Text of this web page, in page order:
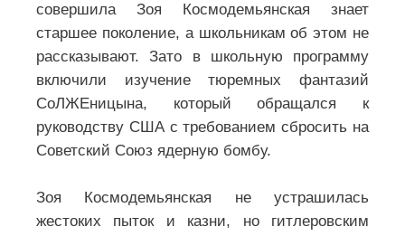
совершила Зоя Космодемьянская знает
старшее поколение, а школьникам об этом не
рассказывают. Зато в школьную программу
включили изучение тюремных фантазий
СоЛЖЕницына, который обращался к
руководству США с требованием сбросить на
Советский Союз ядерную бомбу.
Зоя Космодемьянская не устрашилась
жестоких пыток и казни, но гитлеровским